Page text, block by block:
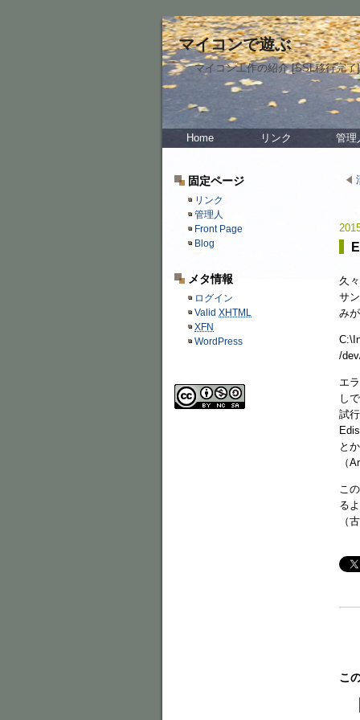
マイコンで遊ぶ
マイコン工作の紹介 [SSL移行完了]
Home リンク 管理
久
サ
み
/
エ
し
試
と
（
こ
る
（
こ
固定ページ
リンク
管理人
Front Page
Blog
メタ情報
ログイン
Valid XHTML
XFN
WordPress